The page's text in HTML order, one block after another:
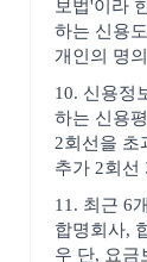
보법'이라
하는 신용
개인의 명
10. 신용정
하는 신용
2회선을 초
추가 2회선
11. 최근 6
합명회사,
우 단, 요금